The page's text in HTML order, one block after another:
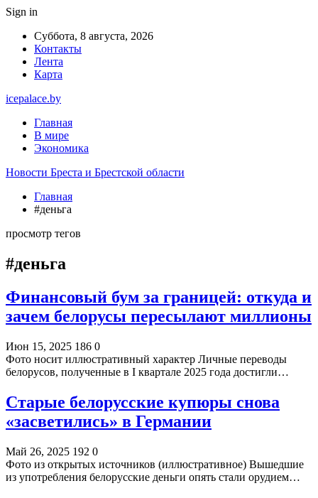
Sign in
Суббота, 8 августа, 2026
Контакты
Лента
Карта
icepalace.by
Главная
В мире
Экономика
Новости Бреста и Брестской области
Главная
#деньга
просмотр тегов
#деньга
Финансовый бум за границей: откуда и
зачем белорусы пересылают миллионы
Июн 15, 2025 186 0
Фото носит иллюстративный характер Личные переводы
белорусов, полученные в I квартале 2025 года достигли…
Старые белорусские купюры снова
«засветились» в Германии
Май 26, 2025 192 0
Фото из открытых источников (иллюстративное) Вышедшие
из употребления белорусские деньги опять стали орудием…